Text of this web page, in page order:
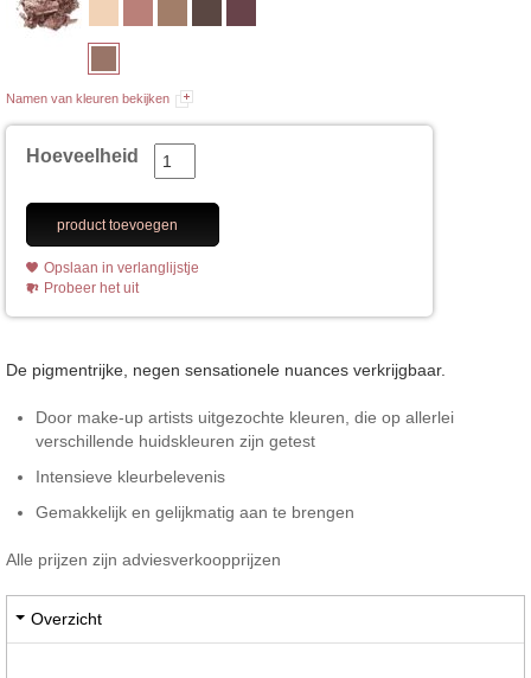
Namen van kleuren bekijken
Hoeveelheid
product toevoegen
Opslaan in verlanglijstje
Probeer het uit
De pigmentrijke, negen sensationele nuances verkrijgbaar.
Door make-up artists uitgezochte kleuren, die op allerlei
verschillende huidskleuren zijn getest
Intensieve kleurbelevenis
Gemakkelijk en gelijkmatig aan te brengen
Alle prijzen zijn adviesverkoopprijzen
Overzicht